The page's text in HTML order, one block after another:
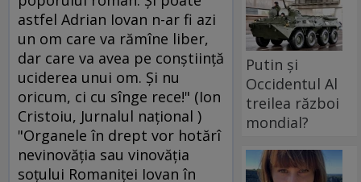
astfel Adrian Iovan n-ar fi azi
un om care va rămîne liber,
dar care va avea pe conştiinţă
uciderea unui om. Şi nu
oricum, ci cu sînge rece!" (Ion
Cristoiu, Jurnalul naţional )
"Organele în drept vor hotărî
nevinovăţia sau vinovăţia
soţului Romaniţei Iovan în
Putin și
Occidentul Al
treilea război
mondial?